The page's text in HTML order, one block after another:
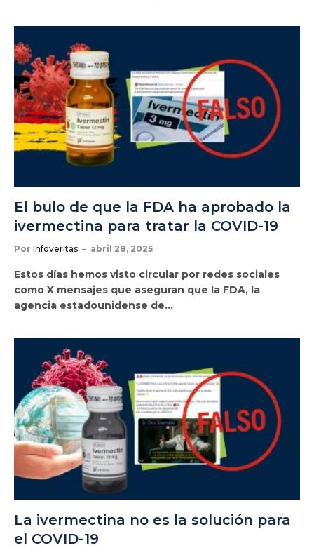
El bulo de que la FDA ha aprobado la
ivermectina para tratar la COVID-19
Por Infoveritas abril 28, 2025
Estos días hemos visto circular por redes sociales
como X mensajes que aseguran que la FDA, la
agencia estadounidense de…
La ivermectina no es la solución para
el COVID-19